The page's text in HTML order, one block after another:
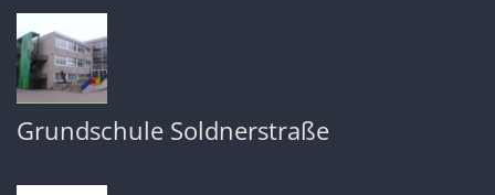
Grundschule Soldnerstraße